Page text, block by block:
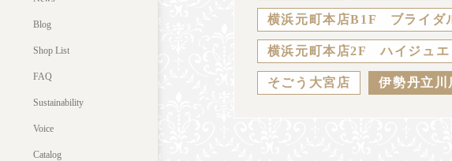
Blog
Shop List
FAQ
Sustainability
Voice
Catalog
横浜元町本店B1F ブライダ
横浜元町本店2F ハイジュエ
そごう大宮店 伊勢丹立川